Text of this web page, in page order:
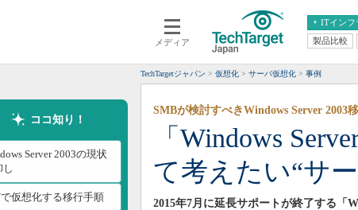
メディア
ITインフ
クラウド
スマートモバイル
ネットワーク
システム運用管理
エンタープライ
ERP
CX
情報系システム
製品比較
TechTargetジャパン 仮想化 サーバ仮想化 事例
ココ知り！
Server 2003の現状
し
仮想化する移行手順
「Windows
て考えたい“サ
SMBが検討すべきWindows Server 2003
2015年7月に延長サポートが終了する「